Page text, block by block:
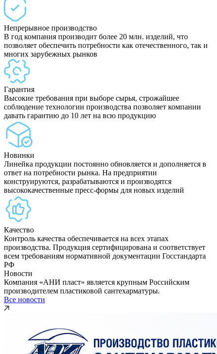
Непрерывное производство
В год компания производит более 20 млн. изделий, что
позволяет обеспечить потребности как отечественного, так и
многих зарубежных рынков
Гарантия
Высокие требования при выборе сырья, строжайшее
соблюдение технологии производства позволяет компании
давать гарантию до 10 лет на всю продукцию
Новинки
Линейка продукции постоянно обновляется и дополняется в
ответ на потребности рынка. На предприятии
конструируются, разрабатываются и производятся
высококачественные пресс-формы для новых изделий
Качество
Контроль качества обеспечивается на всех этапах
производства. Продукция сертифицирована и соответствует
всем требованиям нормативной документации Госстандарта
РФ
Новости
Компания «АНИ пласт» является крупным Российским
производителем пластиковой сантехарматуры.
Все новости